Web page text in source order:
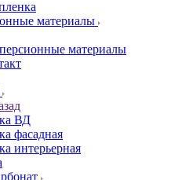
материалы
материалы
ВД
фасадная
интерьерная